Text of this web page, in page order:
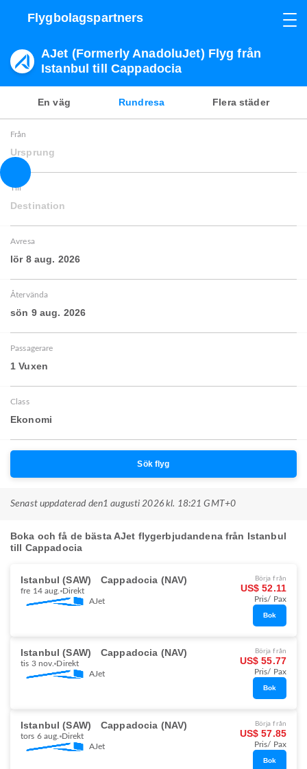
Flygbolagspartners
AJet (Formerly AnadoluJet) Flyg från
Istanbul till Cappadocia
En väg Rundresa Flera städer
Från
Ursprung
Till
Destination
Avresa
lör 8 aug. 2026
Återvända
sön 9 aug. 2026
Passagerare
1 Vuxen
Class
Ekonomi
Sök flyg
Senast uppdaterad den1 augusti 2026 kl. 18:21 GMT+0
Boka och få de bästa AJet flygerbjudandena från Istanbul
till Cappadocia
Istanbul (SAW) Cappadocia (NAV)
fre 14 aug. Direkt
AJet
Börja från
US$ 52.11
Pris/ Pax
Bok
Istanbul (SAW) Cappadocia (NAV)
tis 3 nov. Direkt
AJet
Börja från
US$ 55.77
Pris/ Pax
Bok
Istanbul (SAW) Cappadocia (NAV)
tors 6 aug. Direkt
AJet
Börja från
US$ 57.85
Pris/ Pax
Bok